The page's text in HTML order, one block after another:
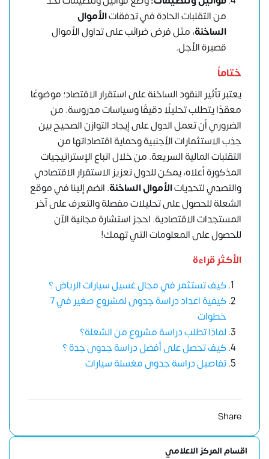
من التقلبات الحادة في تدفقاتالأموال
الساخنة، مثل فرض ضرائب على تداول الأموال
قصيرة الأجل.
ختاماً
يعتبر تأثير النقود الساخنة على استقرار الاقتصاد؛ موضوعًا
معقدًا يتطلب تحليلًا دقيقًا وسياسات مدروسة. من
الضروري أن تعمل الدول على إيجاد التوازن الصحيح بين
جذب الاستثمارات الأجنبية وحماية اقتصاداتها من
التقلبات المالية السريعة. من خلال اتباع الإستراتيجيات
المذكورة أعلاه، يمكن للدول تعزيز الاستقرار الاقتصادي
والتصدي لتحدياتالأموال الساخنة. انضم إلينا في موقع
الشعلة للحصول على تحليلات مفصلة والتعرف على آخر
المستجدات الاقتصادية.احجز استشارة مجانية الآن
للحصول على المعلومات التي تهمك!
الأكثر قراءة
كيف تستثمر في مجال غسيل سيارات الرياض ؟
كيفية اعداد دراسة جدوى لمشروع صغير في 7
خطوات
لماذا تطلب دراسة مشروع من الشعلة؟
كيف تحصل على أفضل دراسة جدوى جدة ؟
تفاصيل دراسة جدوى مغسلة سيارات
Share
اقسام المركز الاعلامي